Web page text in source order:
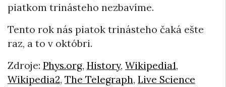
piatkom trinásteho nezbavíme.
Tento rok nás piatok trinásteho čaká ešte
raz, a to v októbri.
Zdroje: Phys.org, History, Wikipedia1,
Wikipedia2, The Telegraph, Live Science